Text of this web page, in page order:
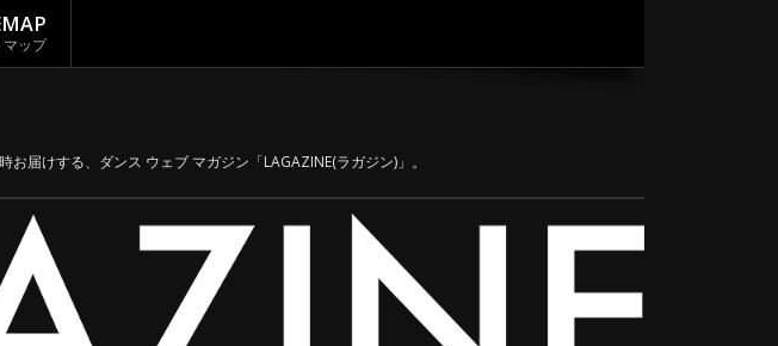
ップ
届けする、ダンス ウェブ マガジン「LAGAZINE(ラガジン)」。